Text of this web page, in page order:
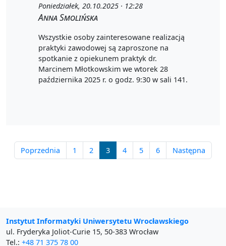
Poniedziałek, 20.10.2025 · 12:28
Anna Smolińska
Wszystkie osoby zainteresowane realizacją
praktyki zawodowej są zaproszone na
spotkanie z opiekunem praktyk dr.
Marcinem Młotkowskim we wtorek 28
października 2025 r. o godz. 9:30 w sali 141.
Poprzednia 1 2 3 4 5 6 Następna
Instytut Informatyki Uniwersytetu Wrocławskiego
ul. Fryderyka Joliot-Curie 15, 50-383 Wrocław
Tel.: +48 71 375 78 00